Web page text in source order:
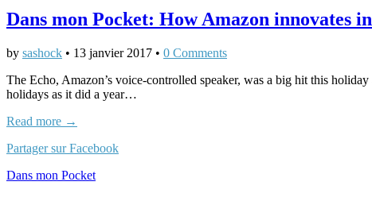
Dans mon Pocket: How Amazon innovates
by sashock • 13 janvier 2017 • 0 Comments
The Echo, Amazon’s voice-controlled speaker, was a big hit this
holidays as it did a year…
Read more →
Partager sur Facebook
Dans mon Pocket